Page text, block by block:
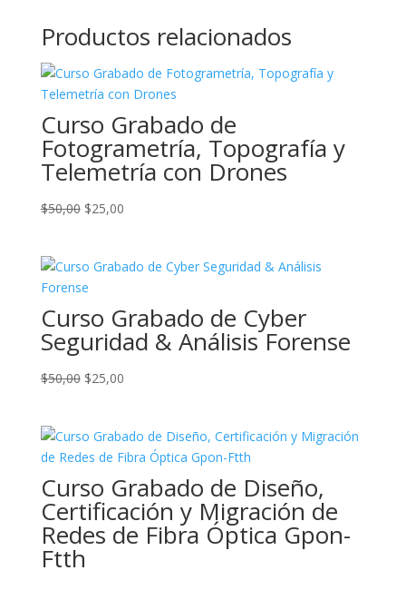
Productos relacionados
Curso Grabado de
Fotogrametría, Topografía y
Telemetría con Drones
$50,00 El
era:
$50,00.
$25,00El
es:
Curso Grabado de Cyber
Seguridad & Análisis Forense
$50,00 El
era:
$50,00.
$25,00El
es:
$25,00.
Curso Grabado de Diseño,
Certificación y Migración de
Redes de Fibra Óptica Gpon-
Ftth